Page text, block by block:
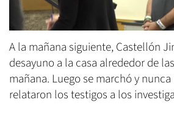
A la mañana siguiente, Castellón
desayuno a la casa alrededor de
mañana. Luego se marchó y
relataron los testigos a los